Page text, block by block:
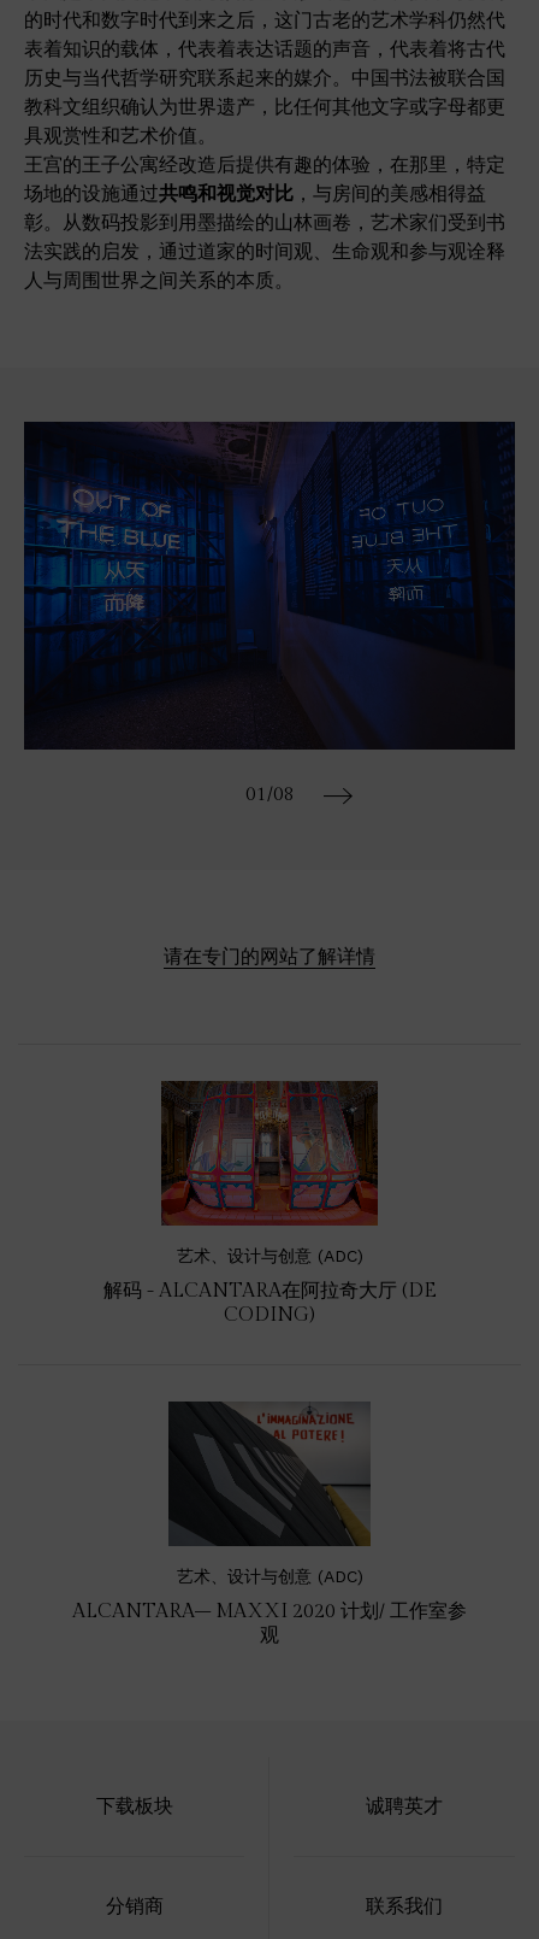
的时代和数字时代到来之后，这门古老的艺术学科仍然代
表着知识的载体，代表着表达话题的声音，代表着将古代
历史与当代哲学研究联系起来的媒介。中国书法被联合国
教科文组织确认为世界遗产，比任何其他文字或字母都更
具观赏性和艺术价值。
王宫的王子公寓经改造后提供有趣的体验，在那里，特定
场地的设施通过共鸣和视觉对比 ，与房间的美感相得益
彰。从数码投影到用墨描绘的山林画卷，艺术家们受到书
法实践的启发，通过道家的时间观、生命观和参与观诠释
人与周围世界之间关系的本质。
01/08
请在专门的网站了解详情
艺术、设计与创意 (ADC)
解码 - ALCANTARA在阿拉奇大厅 (DE
CODING)
艺术、设计与创意 (ADC)
ALCANTARA– MAXXI 2020 计划/ 工作室参
观
下载板块 诚聘英才
分销商 联系我们